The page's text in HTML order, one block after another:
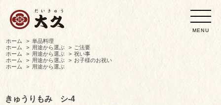
MENU
ホーム > 単品料理
ホーム
> 用途から選ぶ > ご法要
ホーム
> 用途から選ぶ > 祝い事
ホーム
> 用途から選ぶ > お子様のお祝い
ホーム
> 用途から選ぶ
きゅうりもみ シ-4